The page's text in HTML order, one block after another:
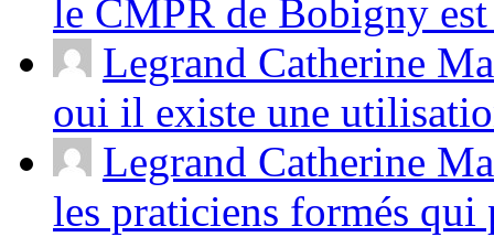
le CMPR de Bobigny
Legrand Catherine
oui il existe une
Legrand Catherine
les praticiens formés qui